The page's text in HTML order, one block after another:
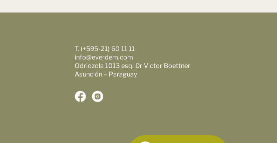
T. (+595-21) 60 11 11
info@everdem.com
Odriozola 1013 esq. Dr Victor Boettner
Asunción – Paraguay